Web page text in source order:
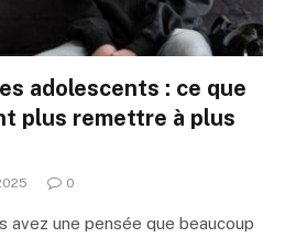
adolescents : ce que
plus remettre à plus
0
avez une pensée que beaucoup